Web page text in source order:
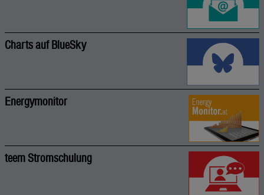
Charts auf BlueSky
Energymonitor
teem Stromschulung